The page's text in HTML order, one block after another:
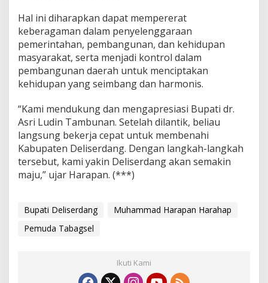
a
P
e
m
e
r
i
n
a
h
a
Hal ini diharapkan dapat mempererat
keberagaman dalam penyelenggaraan
pemerintahan, pembangunan, dan kehidupan
masyarakat, serta menjadi kontrol dalam
pembangunan daerah untuk menciptakan
kehidupan yang seimbang dan harmonis.
“Kami mendukung dan mengapresiasi Bupati dr.
Asri Ludin Tambunan. Setelah dilantik, beliau
langsung bekerja cepat untuk membenahi
Kabupaten Deliserdang. Dengan langkah-langkah
tersebut, kami yakin Deliserdang akan semakin
maju,” ujar Harapan. (***)
Bupati Deliserdang
Muhammad Harapan Harahap
Pemuda Tabagsel
Ikuti Kami